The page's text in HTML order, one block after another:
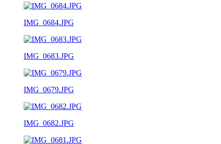
IMG_0684.JPG
IMG_0683.JPG
IMG_0679.JPG
IMG_0682.JPG